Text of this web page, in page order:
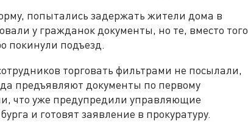
попытались задержать жители дома в
у гражданок документы, но те, вместо того
покинули подъезд.
торговать фильтрами не посылали,
предъявляют документы по первому
что уже предупредили управляющие
и готовят заявление в прокуратуру.